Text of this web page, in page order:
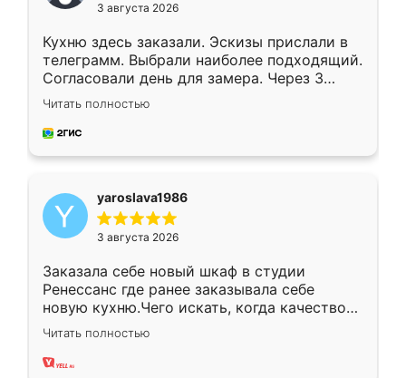
3 августа 2026
Кухню здесь заказали. Эскизы прислали в
телеграмм. Выбрали наиболее подходящий.
Согласовали день для замера. Через 3
недели кухня была уже готова. Остались
довольны работой. Спасибо Ренессанс
мебель за качественную работу!
Читать полностью
yaroslava1986
3 августа 2026
Заказала себе новый шкаф в студии
Ренессанс где ранее заказывала себе
новую кухню.Чего искать, когда качеством
вполне довольна. Служит кухня уже почти
два года, нареканий нет.
Читать полностью